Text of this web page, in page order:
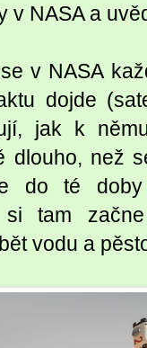
v NASA a
v NASA
dojde
jak k
dlouho, než
do té doby
si tam
vodu a